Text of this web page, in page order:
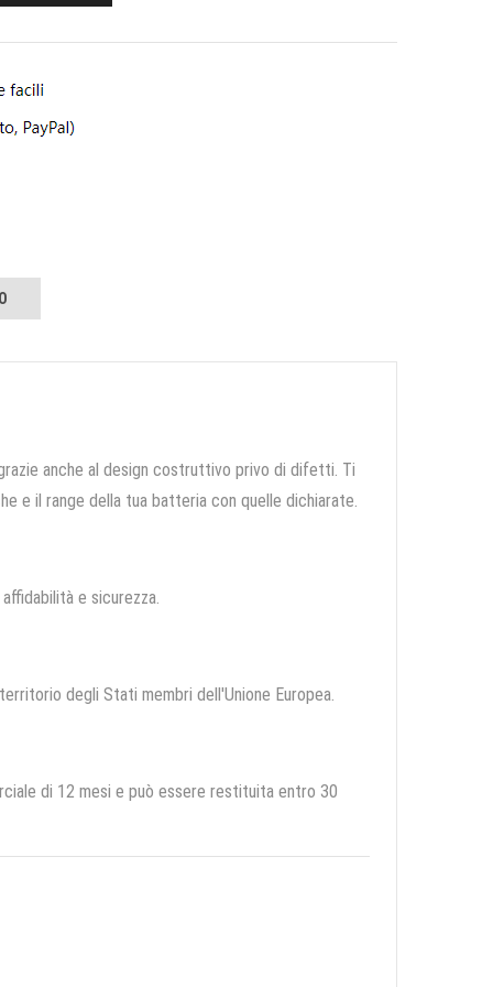
anche al design costruttivo privo di difetti. Ti
e il range della tua batteria con quelle dichiarate.
e sicurezza.
degli Stati membri dell'Unione Europea.
di 12 mesi e può essere restituita entro 30